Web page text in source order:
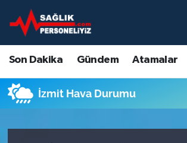
Son Dakika Gündem Atamalar
İzmit Hava Durumu
Son Dakika
Gündem
Atamalar
Nöbetçi Eczaneler
Hava Durumu
Namaz Vakitleri